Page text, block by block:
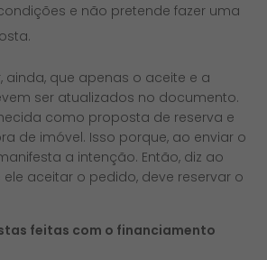
e não pretende fazer uma
ainda, que apenas o aceite e a
ser atualizados no documento.
como proposta de reserva e
de imóvel. Isso porque, ao enviar o
a intenção. Então, diz ao
aceitar o pedido, deve reservar o
feitas com o financiamento